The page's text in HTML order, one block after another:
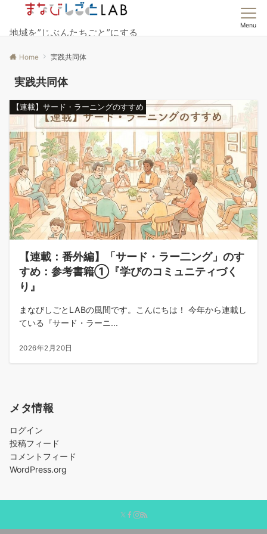
地域を”じぶんたちごと”にする
Menu
Home 実践共同体
実践共同体
【連載】サード・ラーニングのすすめ
【連載：番外編】「サード・ラー二ング」のす
すめ：参考書籍①『学びのコミュニティづく
り』
まなびしごとLABの風間です。こんにちは！ 今年から連載し
ている『サード・ラーニ...
2026年2月20日
メタ情報
ログイン
投稿フィード
コメントフィード
WordPress.org